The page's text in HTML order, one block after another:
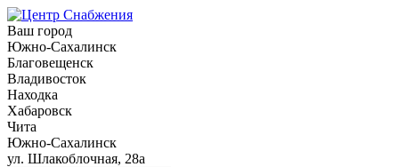
Ваш город
Южно-Сахалинск
Благовещенск
Владивосток
Находка
Хабаровск
Чита
Южно-Сахалинск
ул. Шлакоблочная, 28а